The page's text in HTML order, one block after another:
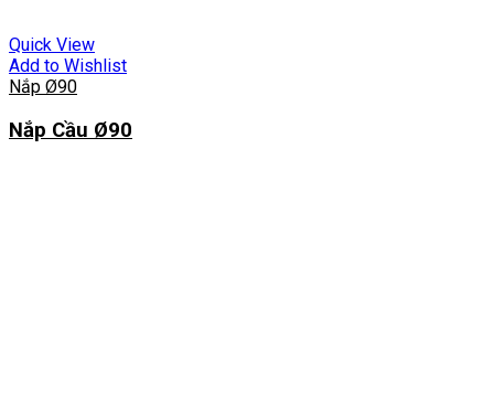
Quick View
Add to Wishlist
Nắp Ø90
Nắp Cầu Ø90